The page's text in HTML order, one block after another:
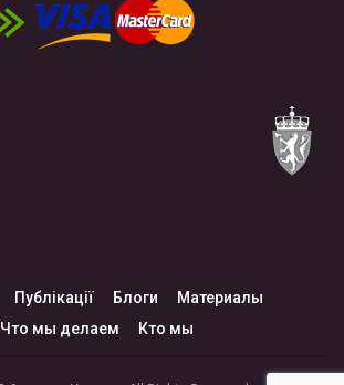
Публікації Блоги
Материалы
Что мы делаем
Кто мы